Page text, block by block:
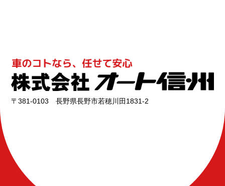
〒381-0103 長野県長野市若穂川田1831-2